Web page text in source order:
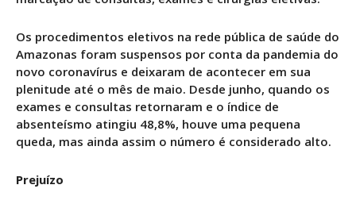
Os procedimentos eletivos na rede pública de saúde do
Amazonas foram suspensos por conta da pandemia do
novo coronavírus e deixaram de acontecer em sua
plenitude até o mês de maio. Desde junho, quando os
exames e consultas retornaram e o índice de
absenteísmo atingiu 48,8%, houve uma pequena
queda, mas ainda assim o número é considerado alto.
Prejuízo